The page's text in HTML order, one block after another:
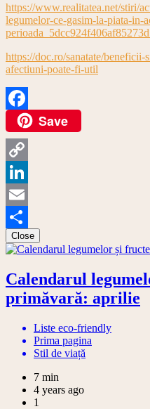
https://www.realitatea.net/stiri/
legumelor-ce-gasim-la-piata-in-
https://doc.ro/sanatate/
afectiuni-poate-fi-util
FacebookSave
Copy
Link
LinkedIn
Email
Share
Close
Calendarul
primăvară: aprilie
Liste eco-friendly
Prima pagina
Stil de viață
7 min
4 years ago
1